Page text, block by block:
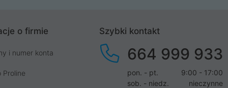
o firmie
i numer konta
Proline
Szybki kontakt
664 999 933
pon. - pt.
9:00 - 17:00
sob. - niedz.
nieczynne